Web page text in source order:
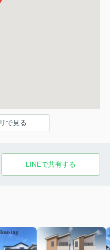
で見る
LINEで共有する